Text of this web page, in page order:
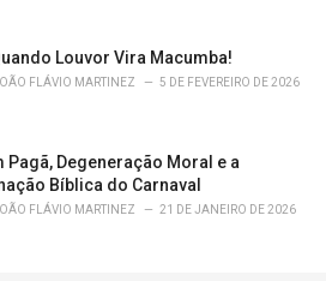
Louvor Vira Macumba!
FLÁVIO MARTINEZ 5 DE FEVEREIRO DE 2026
Pagã, Degeneração Moral e a
Bíblica do Carnaval
FLÁVIO MARTINEZ 21 DE JANEIRO DE 2026